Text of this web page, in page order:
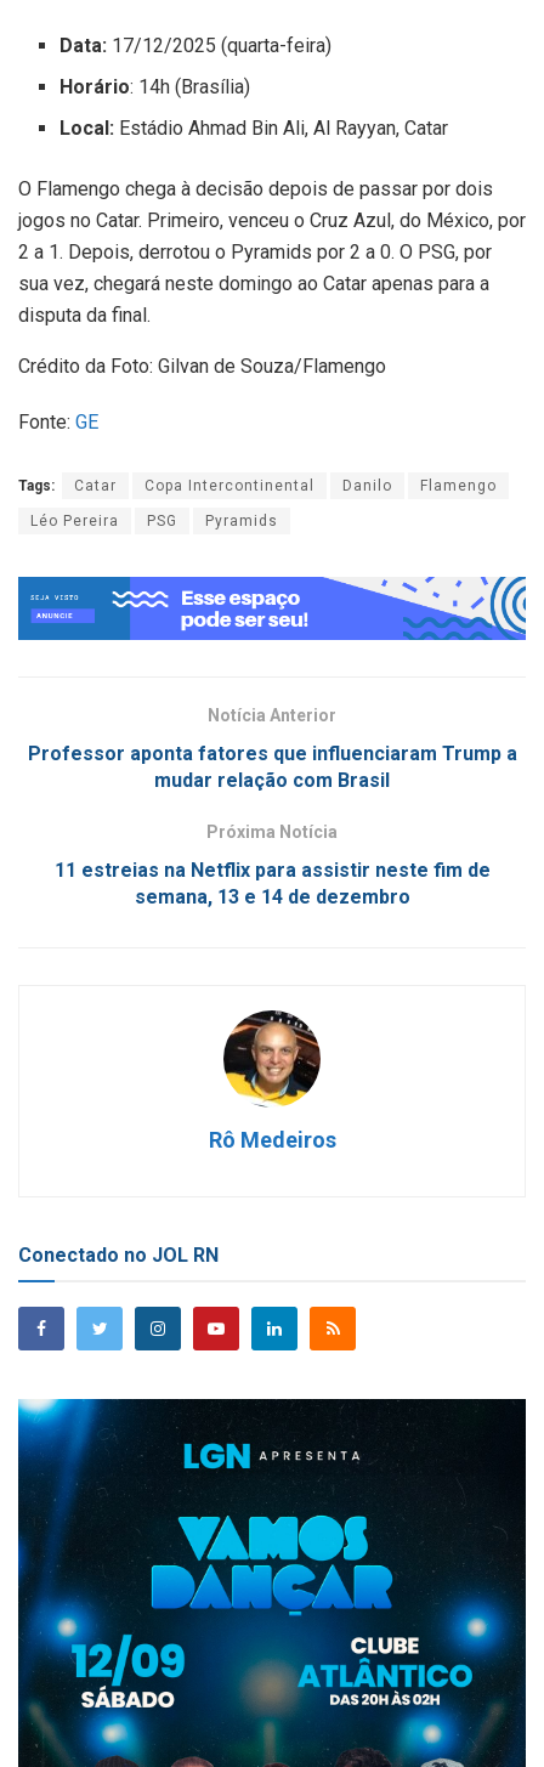
Data: 17/12/2025 (quarta-feira)
Horário: 14h (Brasília)
Local: Estádio Ahmad Bin Ali, Al Rayyan, Catar
O Flamengo chega à decisão depois de passar por dois
jogos no Catar. Primeiro, venceu o Cruz Azul, do México, por
2 a 1. Depois, derrotou o Pyramids por 2 a 0. O PSG, por
sua vez, chegará neste domingo ao Catar apenas para a
disputa da final.
Crédito da Foto: Gilvan de Souza/Flamengo
Fonte: GE
Tags: Catar Copa Intercontinental Danilo Flamengo
Léo Pereira PSG Pyramids
Notícia Anterior
Professor aponta fatores que influenciaram Trump a
mudar relação com Brasil
Próxima Notícia
11 estreias na Netflix para assistir neste fim de
semana, 13 e 14 de dezembro
Rô Medeiros
Conectado no JOL RN